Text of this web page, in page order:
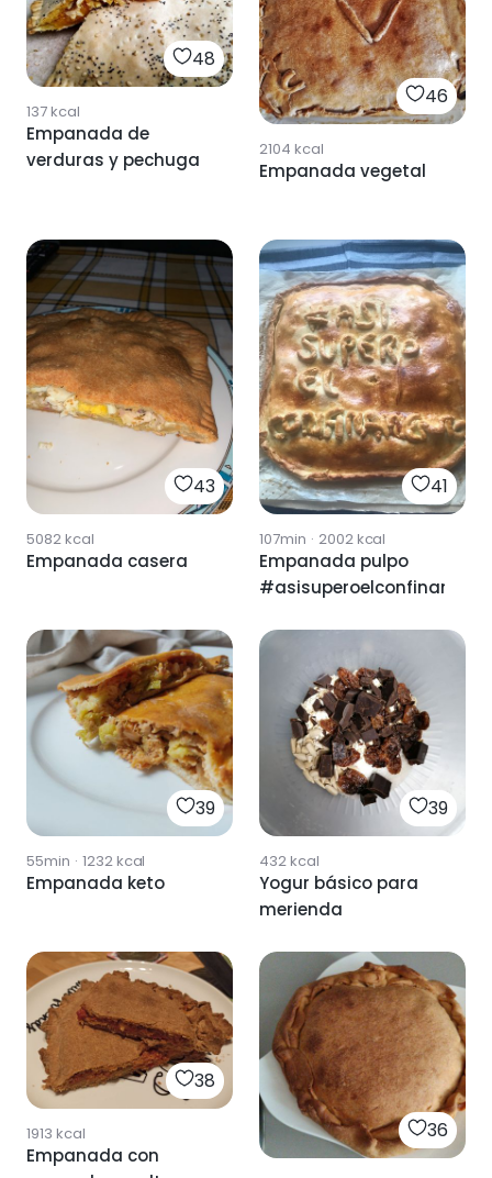
48
137kcal
Empanada de
verduras y pechuga
46
2104 kcal
Empanada vegetal
43
5082kcal
Empanada casera
41
107min · 2002kcal
Empanada pulpo
39
55min · 1232kcal
Empanada keto
39
432kcal
Yogur básico para
merienda
38
1913 kcal
Empanada con
36